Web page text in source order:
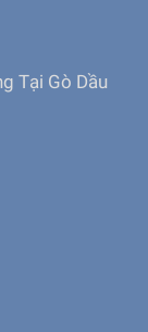
Tại Gò Dầu